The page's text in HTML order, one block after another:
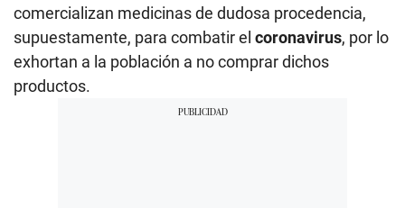
comercializan medicinas de dudosa procedencia,
supuestamente, para combatir el coronavirus, por lo
exhortan a la población a no comprar dichos
productos.